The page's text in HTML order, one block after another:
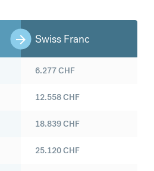
Swiss Franc
6.277CHF
12.558CHF
18.839CHF
25.120CHF